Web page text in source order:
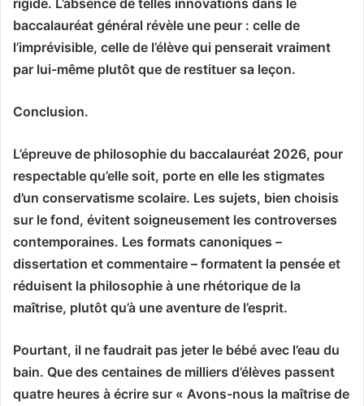
baccalauréat général révèle une peur : celle de
l’imprévisible, celle de l’élève qui penserait vraiment
par lui-même plutôt que de restituer sa leçon.
Conclusion.
L’épreuve de philosophie du baccalauréat 2026, pour
respectable qu’elle soit, porte en elle les stigmates
d’un conservatisme scolaire. Les sujets, bien choisis
sur le fond, évitent soigneusement les controverses
contemporaines. Les formats canoniques –
dissertation et commentaire – formatent la pensée et
réduisent la philosophie à une rhétorique de la
maîtrise, plutôt qu’à une aventure de l’esprit.
Pourtant, il ne faudrait pas jeter le bébé avec l’eau du
bain. Que des centaines de milliers d’élèves passent
quatre heures à écrire sur « Avons-nous la maîtrise de